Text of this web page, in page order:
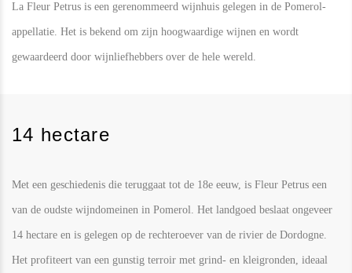
La Fleur Petrus is een gerenommeerd wijnhuis gelegen in de Pomerol-
appellatie. Het is bekend om zijn hoogwaardige wijnen en wordt
gewaardeerd door wijnliefhebbers over de hele wereld.
14 hectare
Met een geschiedenis die teruggaat tot de 18e eeuw, is Fleur Petrus een
van de oudste wijndomeinen in Pomerol. Het landgoed beslaat ongeveer
14 hectare en is gelegen op de rechteroever van de rivier de Dordogne.
Het profiteert van een gunstig terroir met grind- en kleigronden, ideaal